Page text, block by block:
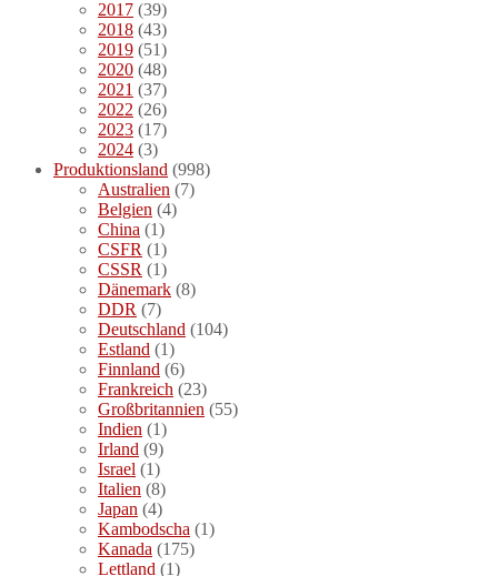
2017 (39)
2018 (43)
2019 (51)
2020 (48)
2021 (37)
2022 (26)
2023 (17)
2024 (3)
Produktionsland (998)
Australien (7)
Belgien (4)
China (1)
CSFR (1)
CSSR (1)
Dänemark (8)
DDR (7)
Deutschland (104)
Estland (1)
Finnland (6)
Frankreich (23)
Großbritannien (55)
Indien (1)
Irland (9)
Israel (1)
Italien (8)
Japan (4)
Kambodscha (1)
Kanada (175)
Lettland (1)